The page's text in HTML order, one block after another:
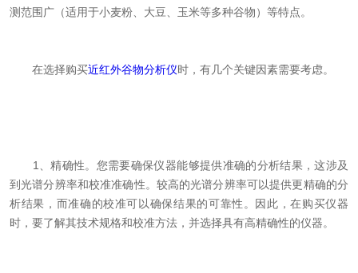
测范围广（适用于小麦粉、大豆、玉米等多种谷物）等特点。
在选择购买近红外谷物分析仪时，有几个关键因素需要考虑。
1、精确性。您需要确保仪器能够提供准确的分析结果，这涉及
到光谱分辨率和校准准确性。较高的光谱分辨率可以提供更精确的分
析结果，而准确的校准可以确保结果的可靠性。因此，在购买仪器
时，要了解其技术规格和校准方法，并选择具有高精确性的仪器。